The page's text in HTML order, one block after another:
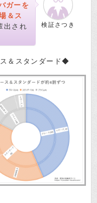
検証さつき
ガーを
＆ス
出され
＆スタンダード◆